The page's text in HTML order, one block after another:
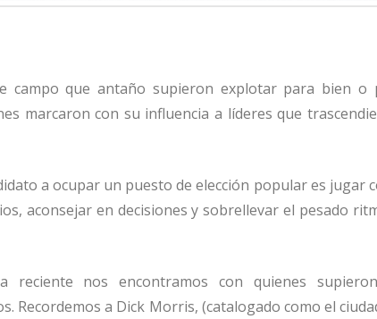
campo que antaño supieron explotar para bien o
marcaron con su influencia a líderes que
a ocupar un puesto de elección popular es jugar
aconsejar en decisiones y sobrellevar el pesado
reciente nos encontramos con quienes
Recordemos a Dick Morris, (catalogado como el